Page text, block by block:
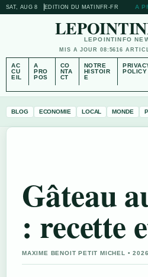
SAT, AUG 8 EDITION DU MATIN FR-FR A
LEPOINTINFO
MIS A JOUR 08:5616
AC
CU
EIL
A
PRO
POS
CO
NTA
CT
NOTRE
HISTOIR
E
POLICY
BLOG ECONOMIE LOCAL MONDE
Gâteau
: recette
MAXIME BENOIT PETIT MICHEL •